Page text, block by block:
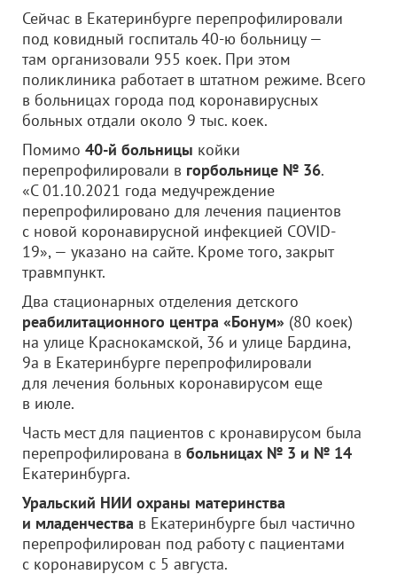
Сейчас в Екатеринбурге перепрофилировали
под ковидный госпиталь 40-ю больницу —
там организовали 955 коек. При этом
поликлиника работает в штатном режиме. Всего
в больницах города под коронавирусных
больных отдали около 9 тыс. коек.
Помимо 40-й больницы койки
перепрофилировали в горбольнице № 36.
«С 01.10.2021 года медучреждение
перепрофилировано для лечения пациентов
с новой коронавирусной инфекцией COVID-
19», — указано на сайте. Кроме того, закрыт
травмпункт.
Два стационарных отделения детского
реабилитационного центра «Бонум» (80 коек)
на улице Краснокамской, 36 и улице Бардина,
9а в Екатеринбурге перепрофилировали
для лечения больных коронавирусом еще
в июле.
Часть мест для пациентов с кронавирусом была
перепрофилирована в больницах № 3 и № 14
Екатеринбурга.
Уральский НИИ охраны материнства
и младенчества в Екатеринбурге был частично
перепрофилирован под работу с пациентами
с коронавирусом с 5 августа.